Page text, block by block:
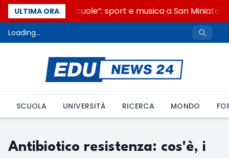
ULTIMA ORA
“Noi siamo le Scuole”: sport e musica a San Miniato,
Loading...
SCUOLA UNIVERSITÀ RICERCA MONDO
Antibiotico resistenza: cos'è, i